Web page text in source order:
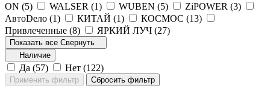
ON (5) WALSER (1) WUBEN (5) ZiPOWER (3)
АвтоDело (1) КИТАЙ (1) КОСМОС (13)
Привлеченные (8) ЯРКИЙ ЛУЧ (27)
Показать все Свернуть
Наличие
Да (57) Нет (122)